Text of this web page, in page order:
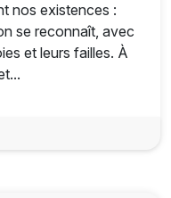
nos existences :
se reconnaît, avec
et leurs failles. À